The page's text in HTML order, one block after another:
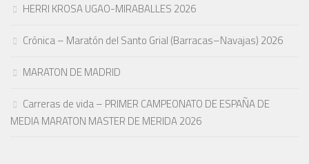
HERRI KROSA UGAO-MIRABALLES 2026
Crónica – Maratón del Santo Grial (Barracas–Navajas) 2026
MARATON DE MADRID
Carreras de vida – PRIMER CAMPEONATO DE ESPAÑA DE
MEDIA MARATON MASTER DE MERIDA 2026